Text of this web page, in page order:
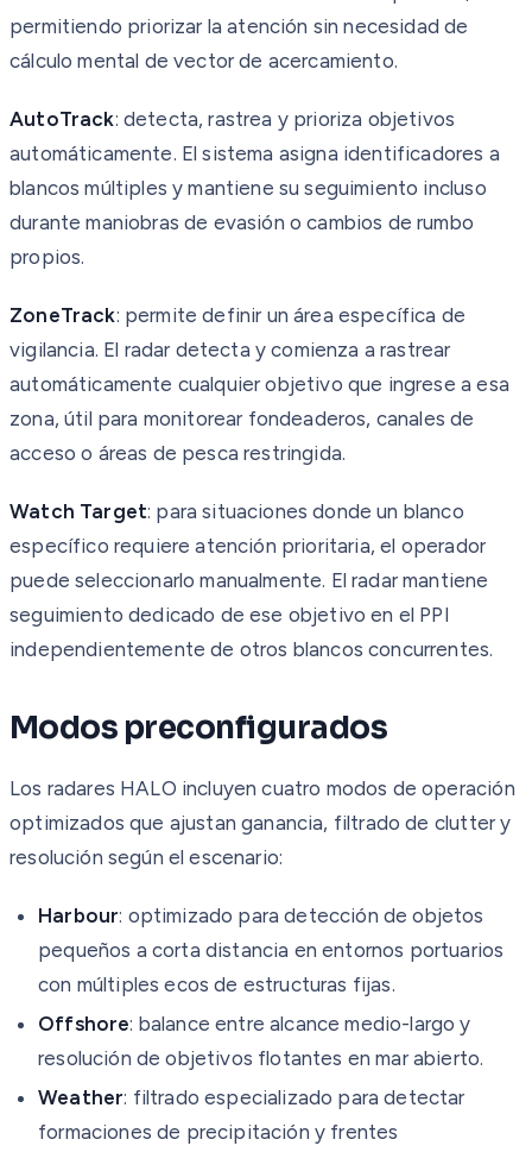
permitiendo priorizar la atención sin necesidad de
cálculo mental de vector de acercamiento.
AutoTrack: detecta, rastrea y prioriza objetivos
automáticamente. El sistema asigna identificadores a
blancos múltiples y mantiene su seguimiento incluso
durante maniobras de evasión o cambios de rumbo
propios.
ZoneTrack: permite definir un área específica de
vigilancia. El radar detecta y comienza a rastrear
automáticamente cualquier objetivo que ingrese a esa
zona, útil para monitorear fondeaderos, canales de
acceso o áreas de pesca restringida.
Watch Target: para situaciones donde un blanco
específico requiere atención prioritaria, el operador
puede seleccionarlo manualmente. El radar mantiene
seguimiento dedicado de ese objetivo en el PPI
independientemente de otros blancos concurrentes.
Modos preconfigurados
Los radares HALO incluyen cuatro modos de operación
optimizados que ajustan ganancia, filtrado de clutter y
resolución según el escenario:
Harbour: optimizado para detección de objetos
pequeños a corta distancia en entornos portuarios
con múltiples ecos de estructuras fijas.
Offshore: balance entre alcance medio-largo y
resolución de objetivos flotantes en mar abierto.
Weather: filtrado especializado para detectar
formaciones de precipitación y frentes